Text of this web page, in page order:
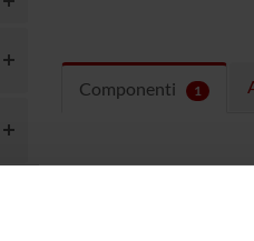
Componenti 1